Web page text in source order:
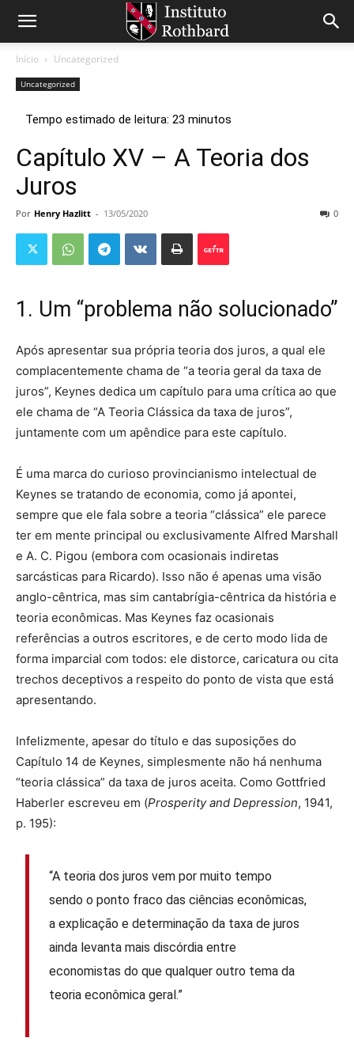
Início Uncategorized
Uncategorized
Capítulo XV – A Teoria dos
Juros
Por Henry Hazlitt - 13/05/2020 0
1. Um “problema não solucionado”
Após apresentar sua própria teoria dos juros, a qual ele
complacentemente chama de “a teoria geral da taxa de
juros”, Keynes dedica um capítulo para uma crítica ao que
ele chama de “A Teoria Clássica da taxa de juros”,
juntamente com um apêndice para este capítulo.
É uma marca do curioso provincianismo intelectual de
Keynes se tratando de economia, como já apontei,
sempre que ele fala sobre a teoria “clássica” ele parece
ter em mente principal ou exclusivamente Alfred Marshall
e A. C. Pigou (embora com ocasionais indiretas
sarcásticas para Ricardo). Isso não é apenas uma visão
anglo-cêntrica, mas sim cantabrígia-cêntrica da história e
teoria econômicas. Mas Keynes faz ocasionais
referências a outros escritores, e de certo modo lida de
forma imparcial com todos: ele distorce, caricatura ou cita
trechos deceptivos a respeito do ponto de vista que está
apresentando.
Infelizmente, apesar do título e das suposições do
Capítulo 14 de Keynes, simplesmente não há nenhuma
“teoria clássica” da taxa de juros aceita. Como Gottfried
Haberler escreveu em (Prosperity and Depression, 1941,
p. 195):
“A teoria dos juros vem por muito tempo
sendo o ponto fraco das ciências econômicas,
a explicação e determinação da taxa de juros
ainda levanta mais discórdia entre
economistas do que qualquer outro tema da
teoria econômica geral.”